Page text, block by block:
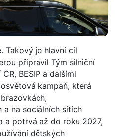
Takový je hlavní cíl
připravil Tým silniční
BESIP a dalšími
kampaň, která
na sociálních sítích
a potrvá až do roku 2027,
dětských